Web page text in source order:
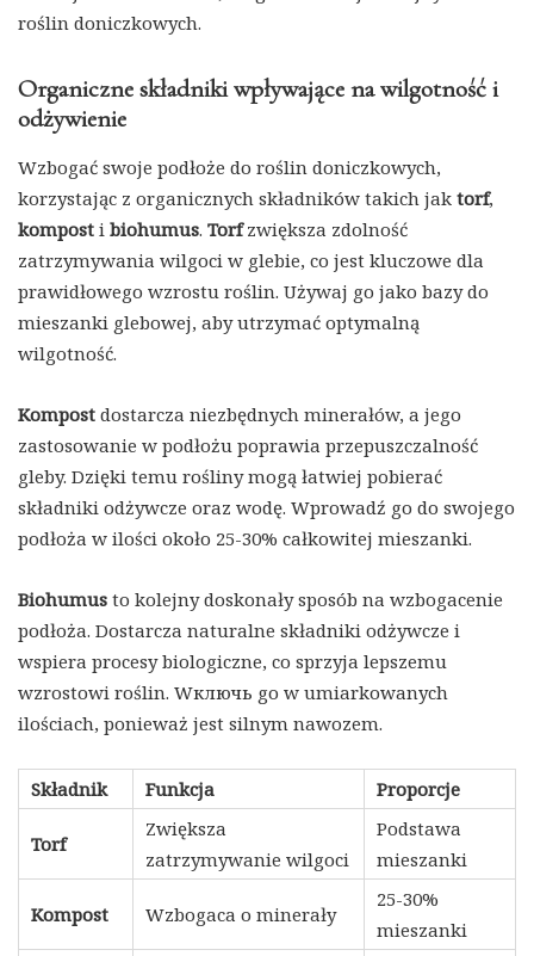
roślin doniczkowych.
Organiczne składniki wpływające na wilgotność i
odżywienie
Wzbogać swoje podłoże do roślin doniczkowych,
korzystając z organicznych składników takich jak torf,
kompost i biohumus. Torfzwiększa zdolność
zatrzymywania wilgoci w glebie, co jest kluczowe dla
prawidłowego wzrostu roślin. Używaj go jako bazy do
mieszanki glebowej, aby utrzymać optymalną
wilgotność.
Kompost dostarcza niezbędnych minerałów, a jego
zastosowanie w podłożu poprawia przepuszczalność
gleby. Dzięki temu rośliny mogą łatwiej pobierać
składniki odżywcze oraz wodę. Wprowadź go do swojego
podłoża w ilości około 25-30% całkowitej mieszanki.
Biohumus to kolejny doskonały sposób na wzbogacenie
podłoża. Dostarcza naturalne składniki odżywcze i
wspiera procesy biologiczne, co sprzyja lepszemu
wzrostowi roślin. Wключь go w umiarkowanych
ilościach, ponieważ jest silnym nawozem.
Składnik Funkcja Proporcje
Torf
Zwiększa
zatrzymywanie wilgoci
Podstawa
mieszanki
Kompost Wzbogaca o minerały
25-30%
mieszanki